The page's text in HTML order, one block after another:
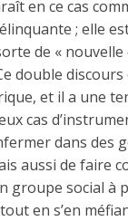
en ce cas
; elle
de « nouvelle
double
et il a une
cas
dans des
aussi de faire
groupe social à
en s’en